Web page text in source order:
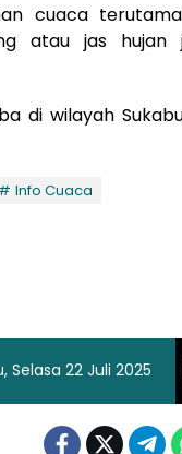
cuaca
atau jas hujan
di wilayah
Info Cuaca
Selasa 22 Juli 2025